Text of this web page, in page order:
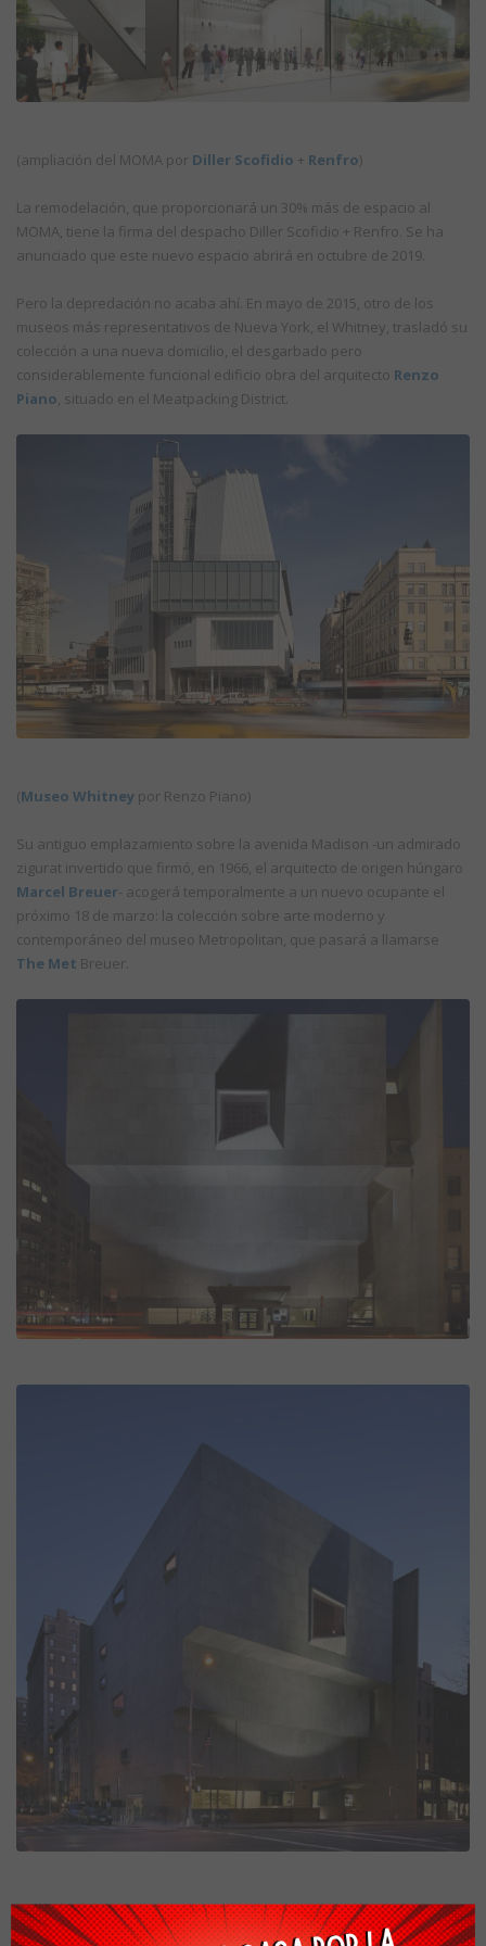
(ampliación del MOMA por Diller Scofidio + Renfro)
La remodelación, que proporcionará un 30% más de espacio al
MOMA, tiene la firma del despacho Diller Scofidio + Renfro. Se ha
anunciado que este nuevo espacio abrirá en octubre de 2019.
Pero la depredación no acaba ahí. En mayo de 2015, otro de los
museos más representativos de Nueva York, el Whitney, trasladó su
colección a una nueva domicilio, el desgarbado pero
considerablemente funcional edificio obra del arquitecto Renzo
Piano, situado en el Meatpacking District.
(Museo Whitney por Renzo Piano)
Su antiguo emplazamiento sobre la avenida Madison -un admirado
zigurat invertido que firmó, en 1966, el arquitecto de origen húngaro
Marcel Breuer- acogerá temporalmente a un nuevo ocupante el
próximo 18 de marzo: la colección sobre arte moderno y
contemporáneo del museo Metropolitan, que pasará a llamarse
The Met Breuer.
(Edificio Breurpor Marcel Breuer )